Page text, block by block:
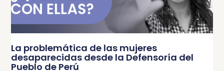
La problemática de las mujeres
desaparecidas desde la Defensoría del
Pueblo de Perú